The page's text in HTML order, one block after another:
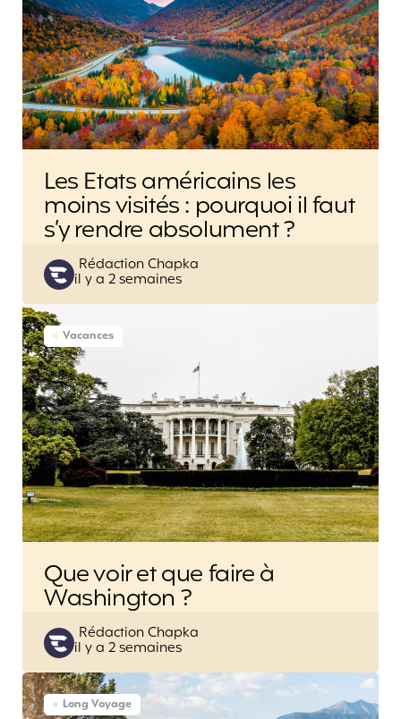
Les Etats américains les
moins visités : pourquoi il faut
s’y rendre absolument ?
Posted
by
Rédaction Chapka
il y a 2 semaines
Vacances
Que voir et que faire à
Washington ?
Posted
by
Rédaction Chapka
il y a 2 semaines
Long Voyage